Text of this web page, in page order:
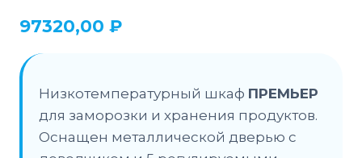
97320,00 ₽
Низкотемпературный шкаф ПРЕМЬЕР
для заморозки и хранения продуктов.
Оснащен металлической дверью с